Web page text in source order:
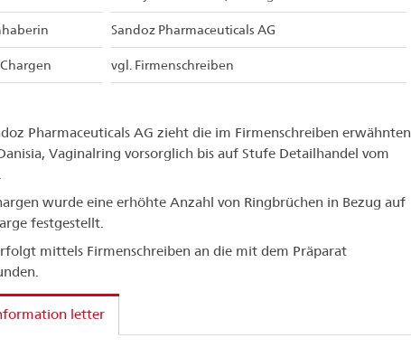
Sandoz Pharmaceuticals AG
vgl. Firmenschreiben
Pharmaceuticals AG zieht die im Firmenschreiben erwähnten
Vaginalring vorsorglich bis auf Stufe Detailhandel vom
wurde eine erhöhte Anzahl von Ringbrüchen in Bezug auf
festgestellt.
mittels Firmenschreiben an die mit dem Präparat
letter